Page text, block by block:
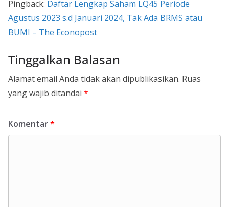
Pingback: Daftar Lengkap Saham LQ45 Periode
Agustus 2023 s.d Januari 2024, Tak Ada BRMS atau
BUMI – The Econopost
Tinggalkan Balasan
Alamat email Anda tidak akan dipublikasikan. Ruas
yang wajib ditandai *
Komentar*